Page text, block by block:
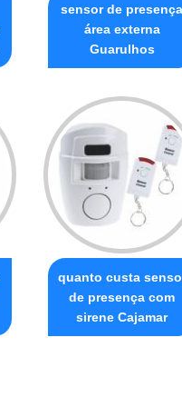
sensor de presença
área externa
Guarulhos
quanto custa
de presença com
sirene Cajamar